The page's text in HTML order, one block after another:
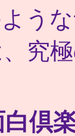
う
究
白